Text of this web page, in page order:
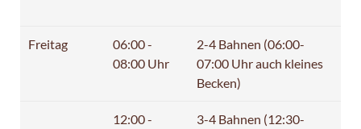
Freitag
06:00 -
08:00 Uhr
2-4 Bahnen (06:00-
07:00 Uhr auch kleines
Becken)
12:00 -
3-4 Bahnen (12:30-